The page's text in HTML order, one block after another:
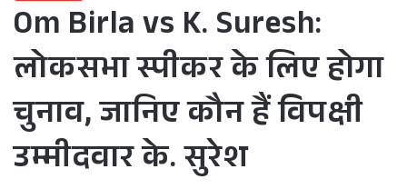
Om Birla vs K. Suresh:
लोकसभा स्पीकर के लिए होगा
चुनाव, जानिए कौन हैं विपक्षी
उम्मीदवार के. सुरेश